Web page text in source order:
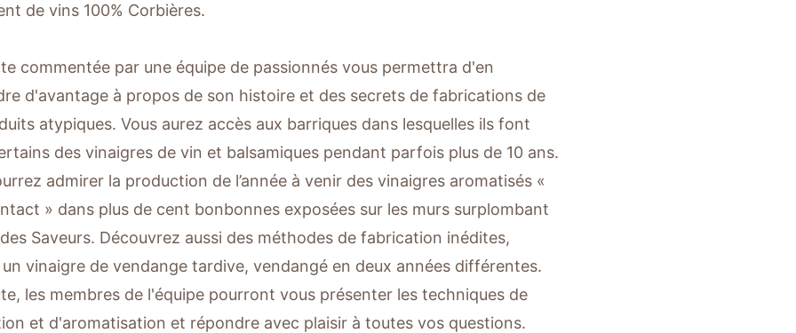
de vins 100% Corbières.
commentée par une équipe de passionnés vous permettra d'en
d'avantage à propos de son histoire et des secrets de fabrications de
atypiques. Vous aurez accès aux barriques dans lesquelles ils font
des vinaigres de vin et balsamiques pendant parfois plus de 10 ans.
admirer la production de l’année à venir des vinaigres aromatisés «
» dans plus de cent bonbonnes exposées sur les murs surplombant
Saveurs. Découvrez aussi des méthodes de fabrication inédites,
vinaigre de vendange tardive, vendangé en deux années différentes.
les membres de l'équipe pourront vous présenter les techniques de
et d'aromatisation et répondre avec plaisir à toutes vos questions.